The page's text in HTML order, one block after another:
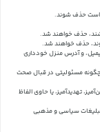
است حذف شوند.
حذف خواهند شد.
حذف خواهند شد.
و آدرس منزل خودداری
مسئولیتی در قبال صحت
تهدیدآمیز، یا حاوی الفاظ
تبلیغات سیاسی و مذهبی